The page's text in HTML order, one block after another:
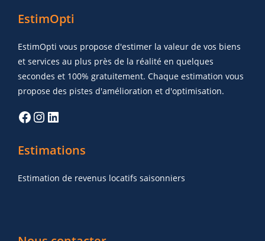
EstimOpti
EstimOpti vous propose d'estimer la valeur de vos biens
et services au plus près de la réalité en quelques
secondes et 100% gratuitement. Chaque estimation vous
propose des pistes d'amélioration et d'optimisation.
Estimations
Estimation de revenus locatifs saisonniers